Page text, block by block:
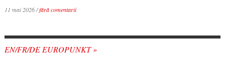
11 mai 2026 /fără comentarii
EN/FR/DE EUROPUNKT »